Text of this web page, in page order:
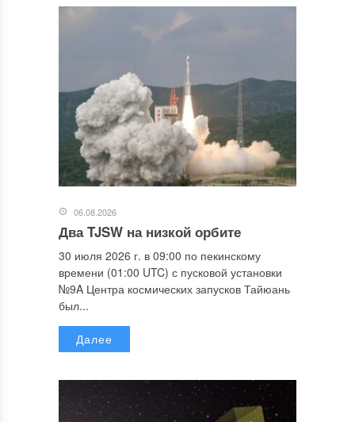
06.08.2026
Два TJSW на низкой орбите
30 июля 2026 г. в 09:00 по пекинскому
времени (01:00 UTC) с пусковой установки
№9A Центра космических запусков Тайюань
был...
Далее